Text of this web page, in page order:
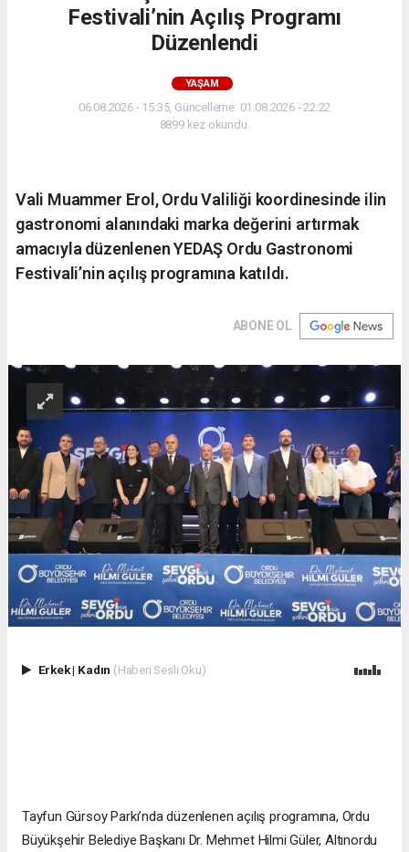
Festivali’nin Açılış Programı
Düzenlendi
YAŞAM
06.08.2026 - 15:35, Güncelleme: 01.08.2026 - 22:22
8899 kez okundu.
Vali Muammer Erol, Ordu Valiliği koordinesinde ilin
gastronomi alanındaki marka değerini artırmak
amacıyla düzenlenen YEDAŞ Ordu Gastronomi
Festivali’nin açılış programına katıldı.
ABONE OL
Erkek| Kadın (Haberi Sesli Oku)
Tayfun Gürsoy Parkı’nda düzenlenen açılış programına, Ordu
Büyükşehir Belediye Başkanı Dr. Mehmet Hilmi Güler, Altınordu